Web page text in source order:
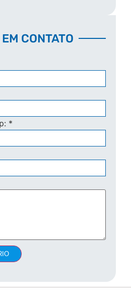
CONTATO
*